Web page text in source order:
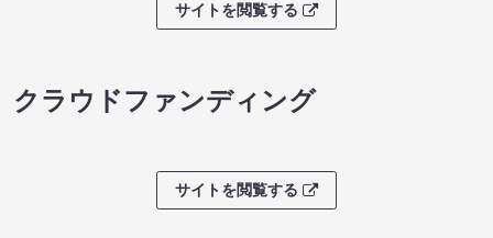
サイトを閲覧する
クラウドファンディング
サイトを閲覧する